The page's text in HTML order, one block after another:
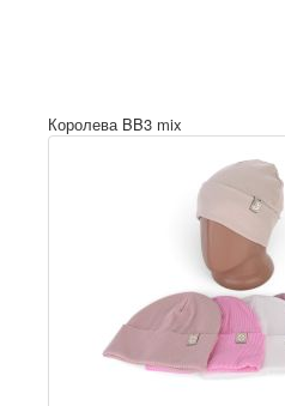
Королева BB3 mix